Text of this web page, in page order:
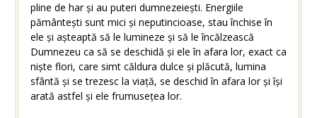
pline de har și au puteri dumnezeiești. Energiile
pământești sunt mici și neputincioase, stau închise în
ele și așteaptă să le lumineze și să le încălzească
Dumnezeu ca să se deschidă și ele în afara lor, exact ca
niște flori, care simt căldura dulce și plăcută, lumina
sfântă și se trezesc la viață, se deschid în afara lor și își
arată astfel și ele frumusețea lor.